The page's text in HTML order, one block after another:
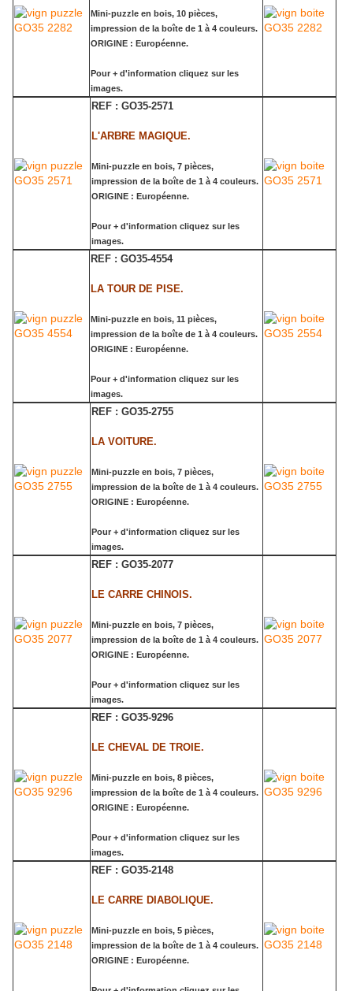
Mini-puzzle en bois, 10 pièces,
impression de la boîte de 1 à 4 couleurs.
ORIGINE : Européenne.
Pour + d'information cliquez sur les
images.
REF : GO35-2571
L'ARBRE MAGIQUE.
Mini-puzzle en bois, 7 pièces,
impression de la boîte de 1 à 4 couleurs.
ORIGINE : Européenne.
Pour + d'information cliquez sur les
images.
REF : GO35-4554
LA TOUR DE PISE.
Mini-puzzle en bois, 11 pièces,
impression de la boîte de 1 à 4 couleurs.
ORIGINE : Européenne.
Pour + d'information cliquez sur les
images.
REF : GO35-2755
LA VOITURE.
Mini-puzzle en bois, 7 pièces,
impression de la boîte de 1 à 4 couleurs.
ORIGINE : Européenne.
Pour + d'information cliquez sur les
images.
REF : GO35-2077
LE CARRE CHINOIS.
Mini-puzzle en bois, 7 pièces,
impression de la boîte de 1 à 4 couleurs.
ORIGINE : Européenne.
Pour + d'information cliquez sur les
images.
REF : GO35-9296
LE CHEVAL DE TROIE.
Mini-puzzle en bois, 8 pièces,
impression de la boîte de 1 à 4 couleurs.
ORIGINE : Européenne.
Pour + d'information cliquez sur les
images.
REF : GO35-2148
LE CARRE DIABOLIQUE.
Mini-puzzle en bois, 5 pièces,
impression de la boîte de 1 à 4 couleurs.
ORIGINE : Européenne.